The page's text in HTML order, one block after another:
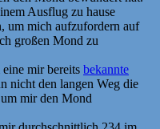
Ausflug zu hause
um mich aufzufordern auf
großen Mond zu
mir bereits bekannte
nicht den langen Weg die
mir den Mond